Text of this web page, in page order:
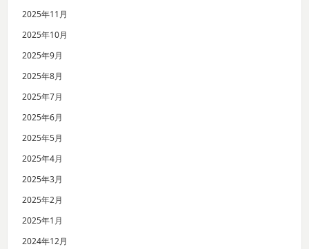
2025年11月
2025年10月
2025年9月
2025年8月
2025年7月
2025年6月
2025年5月
2025年4月
2025年3月
2025年2月
2025年1月
2024年12月